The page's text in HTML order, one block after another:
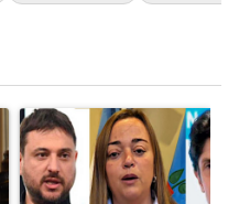
título "Di Tullio impugnó a
Un artículo de tendencia con